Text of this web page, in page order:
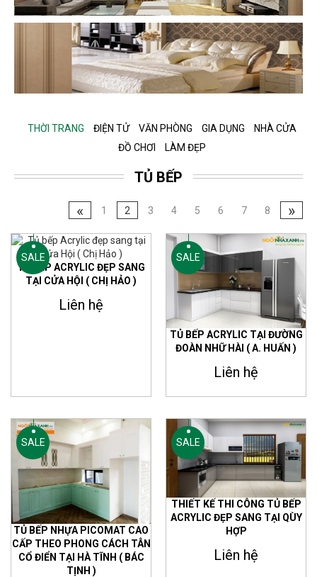
THỜI TRANG ĐIỆN TỬ VĂN PHÒNG GIA DỤNG
NHÀ CỬA
ĐỒ CHƠI
LÀM ĐẸP
TỦ BẾP
« 1 2 3 4 5 6 7 8 »
SALE
TỦ BẾP ACRYLIC ĐẸP SANG
TẠI CỬA HỘI ( CHỊ HẢO )
Liên hệ
SALE
TỦ BẾP ACRYLIC TẠI ĐƯỜNG
ĐOÀN NHỮ HÀI ( A. HUẤN )
Liên hệ
SALE
TỦ BẾP NHỰA PICOMAT CAO
CẤP THEO PHONG CÁCH TÂN
CỔ ĐIỂN TẠI HÀ TĨNH ( BÁC
TỊNH )
SALE
THIẾT KẾ THI CÔNG TỦ BẾP
ACRYLIC ĐẸP SANG TẠI QÙY
HỢP
Liên hệ